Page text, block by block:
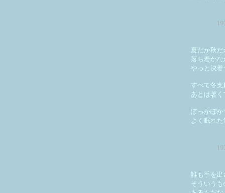
夏だか秋
落ち着か
やっと決着
すべて冬
あとは暑
ぽっかぽか
よく眠れ
誰も手を出
そういう